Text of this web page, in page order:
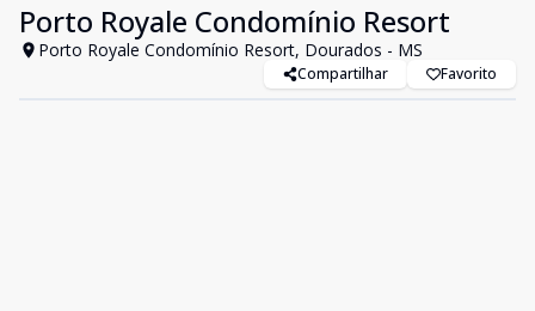
Porto Royale Condomínio Resort
Porto Royale Condomínio Resort, Dourados - MS
Compartilhar Favorito